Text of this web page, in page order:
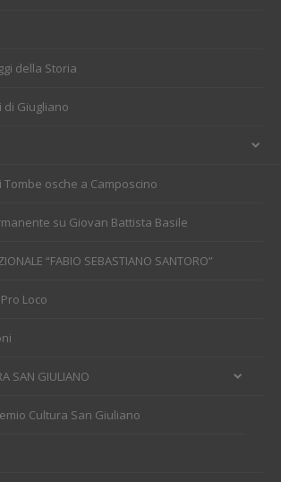
della Storia
di Giugliano
osche a Camposcino
su Giovan Battista Basile
“FABIO SEBASTIANO SANTORO”
Loco
SAN GIULIANO
Cultura San Giuliano